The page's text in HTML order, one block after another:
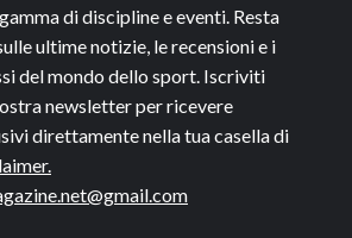
di discipline e eventi. Resta
ultime notizie, le recensioni e i
del mondo dello sport. Iscriviti
newsletter per ricevere
direttamente nella tua casella di